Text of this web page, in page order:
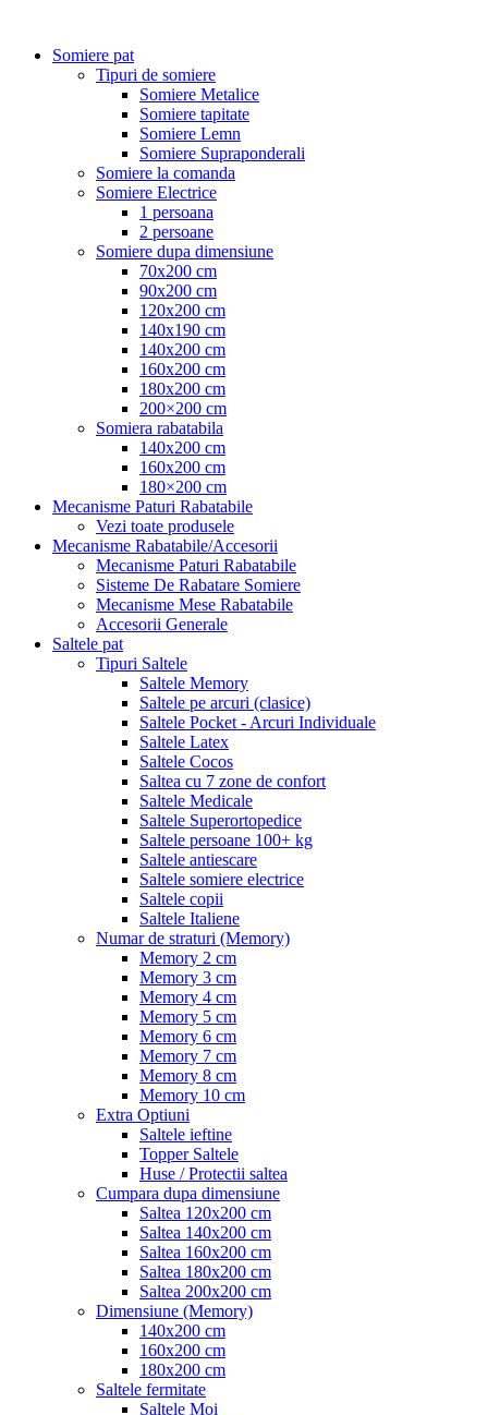
Somiere pat
Tipuri de somiere
Somiere Metalice
Somiere tapitate
Somiere Lemn
Somiere Supraponderali
Somiere la comanda
Somiere Electrice
1 persoana
2 persoane
Somiere dupa dimensiune
70x200 cm
90x200 cm
120x200 cm
140x190 cm
140x200 cm
160x200 cm
180x200 cm
200×200 cm
Somiera rabatabila
140x200 cm
160x200 cm
180×200 cm
Mecanisme Paturi Rabatabile
Vezi toate produsele
Mecanisme Rabatabile/Accesorii
Mecanisme Paturi Rabatabile
Sisteme De Rabatare Somiere
Mecanisme Mese Rabatabile
Accesorii Generale
Saltele pat
Tipuri Saltele
Saltele Memory
Saltele pe arcuri (clasice)
Saltele Pocket - Arcuri Individuale
Saltele Latex
Saltele Cocos
Saltea cu 7 zone de confort
Saltele Medicale
Saltele Superortopedice
Saltele persoane 100+ kg
Saltele antiescare
Saltele somiere electrice
Saltele copii
Saltele Italiene
Numar de straturi (Memory)
Memory 2 cm
Memory 3 cm
Memory 4 cm
Memory 5 cm
Memory 6 cm
Memory 7 cm
Memory 8 cm
Memory 10 cm
Extra Optiuni
Saltele ieftine
Topper Saltele
Huse / Protectii saltea
Cumpara dupa dimensiune
Saltea 120x200 cm
Saltea 140x200 cm
Saltea 160x200 cm
Saltea 180x200 cm
Saltea 200x200 cm
Dimensiune (Memory)
140x200 cm
160x200 cm
180x200 cm
Saltele fermitate
Saltele Moi